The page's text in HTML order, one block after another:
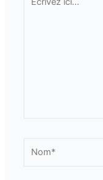
ici…